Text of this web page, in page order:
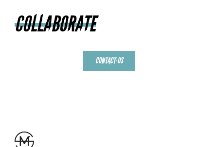
COLLABORATE
CONTACT-US